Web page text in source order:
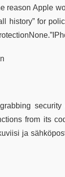
reason Apple
history” for
from its
ja